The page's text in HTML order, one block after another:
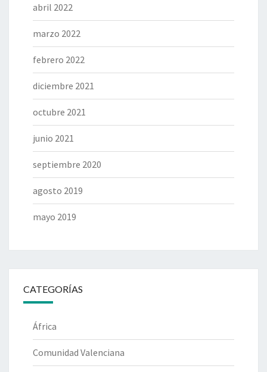
abril 2022
marzo 2022
febrero 2022
diciembre 2021
octubre 2021
junio 2021
septiembre 2020
agosto 2019
mayo 2019
CATEGORÍAS
África
Comunidad Valenciana